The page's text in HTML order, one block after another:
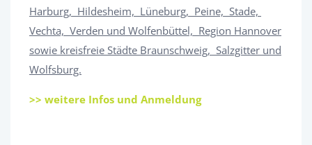
Harburg, Hildesheim, Lüneburg, Peine, Stade,
Vechta, Verden und Wolfenbüttel, Region Hannover
sowie kreisfreie Städte Braunschweig, Salzgitter und
Wolfsburg.
>> weitere Infos und Anmeldung